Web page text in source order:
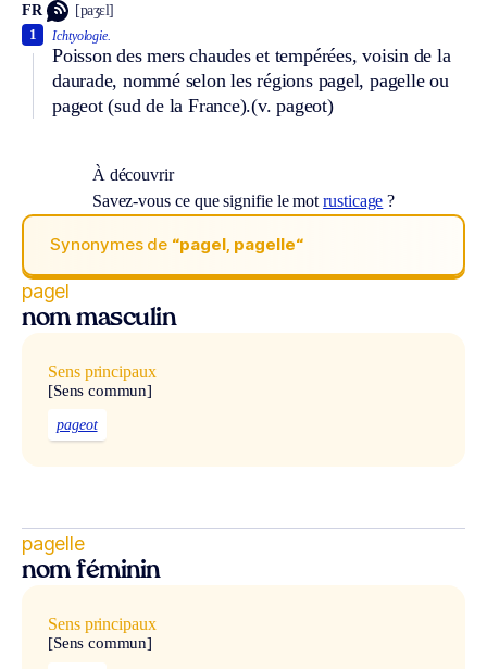
FR [paʒɛl]
Ichtyologie.
Poisson des mers chaudes et tempérées, voisin de la
daurade, nommé selon les régions pagel, pagelle ou
pageot (sud de la France).(v. pageot)
1
À découvrir
Savez-vous ce que signifie le motrusticage ?
Synonymes de “pagel, pagelle“
pagel
nom masculin
Sens principaux
[Sens commun]
pageot
pagelle
nom féminin
Sens principaux
[Sens commun]